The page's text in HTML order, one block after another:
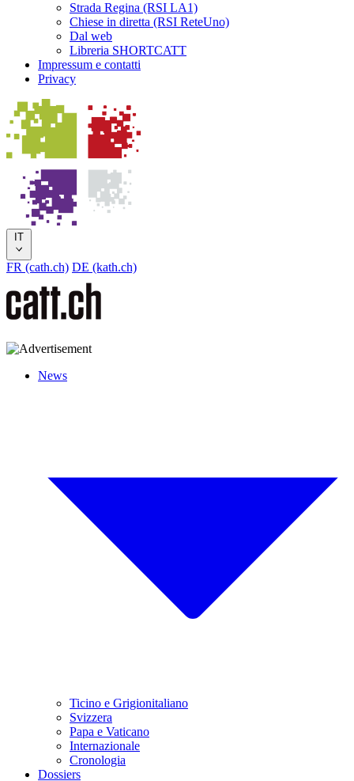
Strada Regina (RSI LA1)
Chiese in diretta (RSI ReteUno)
Dal web
Libreria SHORTCATT
Impressum e contatti
Privacy
IT
FR (cath.ch) DE (kath.ch)
News
Ticino e Grigionitaliano
Svizzera
Papa e Vaticano
Internazionale
Cronologia
Dossiers